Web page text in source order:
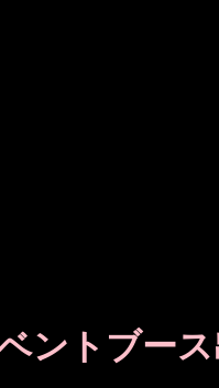
トブー